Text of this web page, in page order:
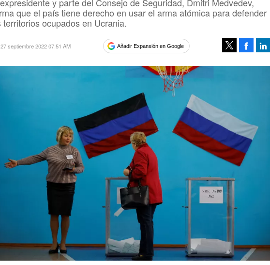
que el país tiene derecho en usar el arma atómica para defender
territorios ocupados en Ucrania.
septiembre 2022 07:51 AM Añadir Expansión en Google Facebook